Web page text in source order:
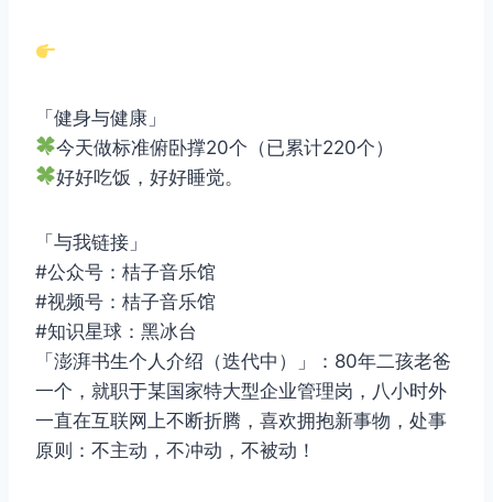
「健身与健康」
今天做标准俯卧撑20个（已累计220个）
好好吃饭，好好睡觉。
「与我链接」
#公众号：桔子音乐馆
#视频号：桔子音乐馆
#知识星球：黑冰台
「澎湃书生个人介绍（迭代中）」：80年二孩老爸
一个，就职于某国家特大型企业管理岗，八小时外
一直在互联网上不断折腾，喜欢拥抱新事物，处事
原则：不主动，不冲动，不被动！